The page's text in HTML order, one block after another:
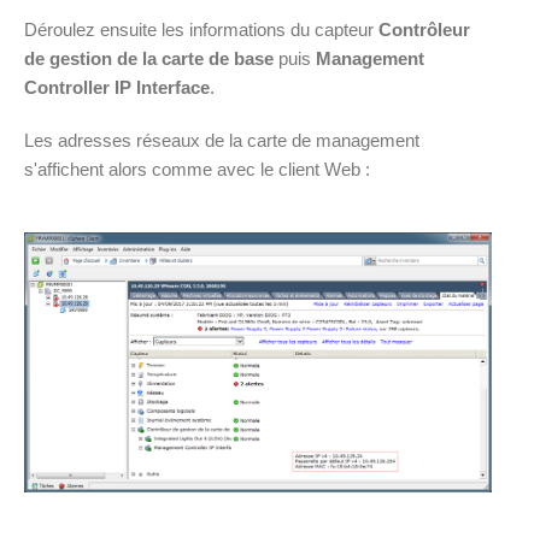
Déroulez ensuite les informations du capteur Contrôleur
de gestion de la carte de base puis Management
Controller IP Interface.
Les adresses réseaux de la carte de management
s'affichent alors comme avec le client Web :